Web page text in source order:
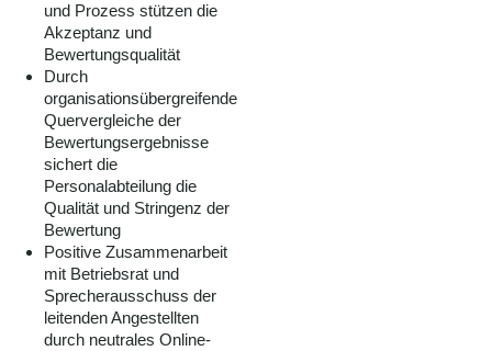
und Prozess stützen die
Akzeptanz und
Bewertungsqualität
Durch
organisationsübergreifende
Quervergleiche der
Bewertungsergebnisse
sichert die
Personalabteilung die
Qualität und Stringenz der
Bewertung
Positive Zusammenarbeit
mit Betriebsrat und
Sprecherausschuss der
leitenden Angestellten
durch neutrales Online-